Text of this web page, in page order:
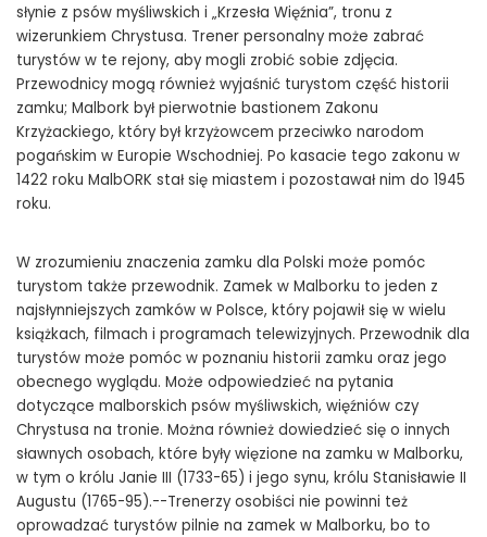
słynie z psów myśliwskich i „Krzesła Więźnia”, tronu z
wizerunkiem Chrystusa. Trener personalny może zabrać
turystów w te rejony, aby mogli zrobić sobie zdjęcia.
Przewodnicy mogą również wyjaśnić turystom część historii
zamku; Malbork był pierwotnie bastionem Zakonu
Krzyżackiego, który był krzyżowcem przeciwko narodom
pogańskim w Europie Wschodniej. Po kasacie tego zakonu w
1422 roku MalbORK stał się miastem i pozostawał nim do 1945
roku.
W zrozumieniu znaczenia zamku dla Polski może pomóc
turystom także przewodnik. Zamek w Malborku to jeden z
najsłynniejszych zamków w Polsce, który pojawił się w wielu
książkach, filmach i programach telewizyjnych. Przewodnik dla
turystów może pomóc w poznaniu historii zamku oraz jego
obecnego wyglądu. Może odpowiedzieć na pytania
dotyczące malborskich psów myśliwskich, więźniów czy
Chrystusa na tronie. Można również dowiedzieć się o innych
sławnych osobach, które były więzione na zamku w Malborku,
w tym o królu Janie III (1733-65) i jego synu, królu Stanisławie II
Augustu (1765-95).--Trenerzy osobiści nie powinni też
oprowadzać turystów pilnie na zamek w Malborku, bo to